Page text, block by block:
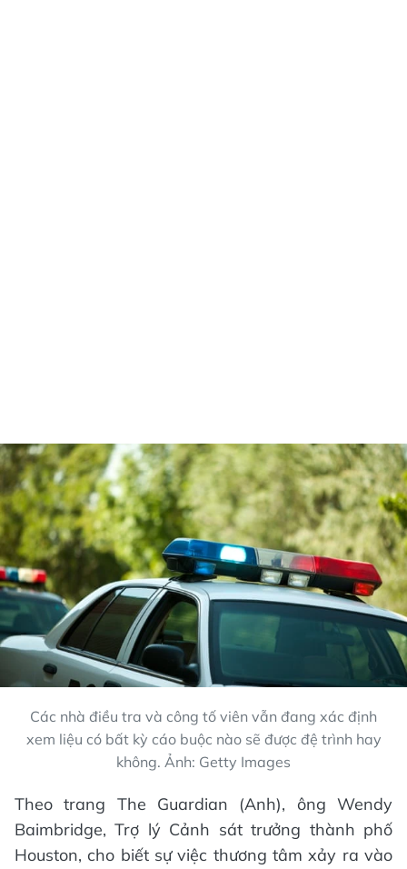
Các nhà điều tra và công tố viên vẫn đang xác định
xem liệu có bất kỳ cáo buộc nào sẽ được đệ trình hay
không. Ảnh: Getty Images
Theo trang The Guardian (Anh), ông Wendy
Baimbridge, Trợ lý Cảnh sát trưởng thành phố
Houston, cho biết sự việc thương tâm xảy ra vào